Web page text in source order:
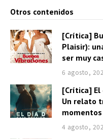
Otros contenidos
[Crítica]
Plaisir):
ser muy
6 agosto,
[Crítica] El
Un relato
4 agosto,